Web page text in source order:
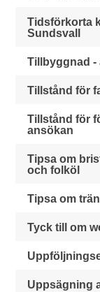
Tidsförkorta
Sundsvall
Tillbyggnad
Tillstånd för
Tillstånd för
ansökan
Tipsa om
och folköl
Tipsa om
Tyck till om
Uppsägning